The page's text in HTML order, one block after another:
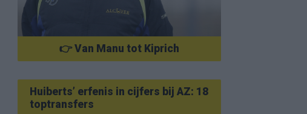
👉 Van Manu tot Kiprich
Huiberts’ erfenis in cijfers bij AZ: 18
toptransfers